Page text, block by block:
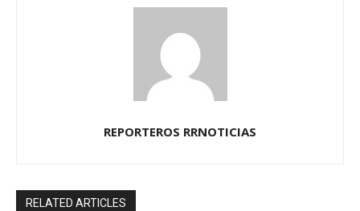
REPORTEROS RRNOTICIAS
RELATED ARTICLES